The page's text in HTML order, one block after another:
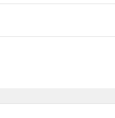
Copa Airlines, Aeromexico
Febrero, Noviembre